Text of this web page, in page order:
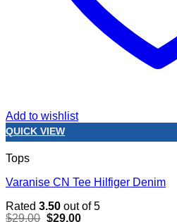
Add to wishlist
QUICK VIEW
Tops
Varanise CN Tee Hilfiger Denim
Rated 3.50 out of 5
$29.00 Original
$29.00Current